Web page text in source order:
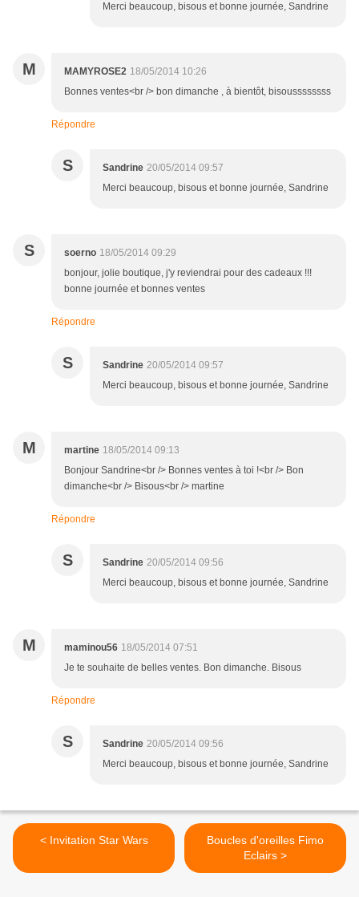
Merci beaucoup, bisous et bonne journée, Sandrine
M MAMYROSE2 18/05/2014 10:26
Bonnes ventes<br /> bon dimanche , à bientôt, bisoussssssss
Répondre
S Sandrine 20/05/2014 09:57
Merci beaucoup, bisous et bonne journée, Sandrine
S soerno 18/05/2014 09:29
bonjour, jolie boutique, j'y reviendrai pour des cadeaux !!!
bonne journée et bonnes ventes
Répondre
S Sandrine 20/05/2014 09:57
Merci beaucoup, bisous et bonne journée, Sandrine
M martine 18/05/2014 09:13
Bonjour Sandrine<br /> Bonnes ventes à toi !<br /> Bon
dimanche<br /> Bisous<br /> martine
Répondre
S Sandrine 20/05/2014 09:56
Merci beaucoup, bisous et bonne journée, Sandrine
M maminou56 18/05/2014 07:51
Je te souhaite de belles ventes. Bon dimanche. Bisous
Répondre
S Sandrine 20/05/2014 09:56
Merci beaucoup, bisous et bonne journée, Sandrine
< Invitation Star Wars
Boucles d'oreilles Fimo
Eclairs >